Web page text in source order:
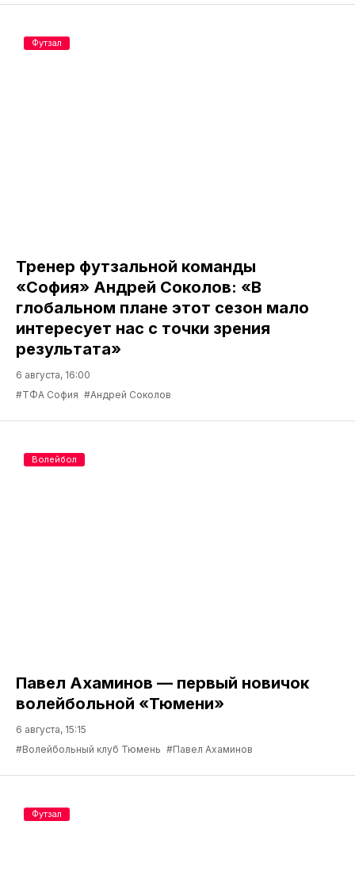
Тренер футзальной команды
«София» Андрей Соколов: «В
глобальном плане этот сезон мало
интересует нас с точки зрения
результата»
6 августа, 16:00
#ТФА София #Андрей Соколов
Футзал
Павел Ахаминов — первый новичок
волейбольной «Тюмени»
6 августа, 15:15
#Волейбольный клуб Тюмень #Павел Ахаминов
Волейбол
Футзал